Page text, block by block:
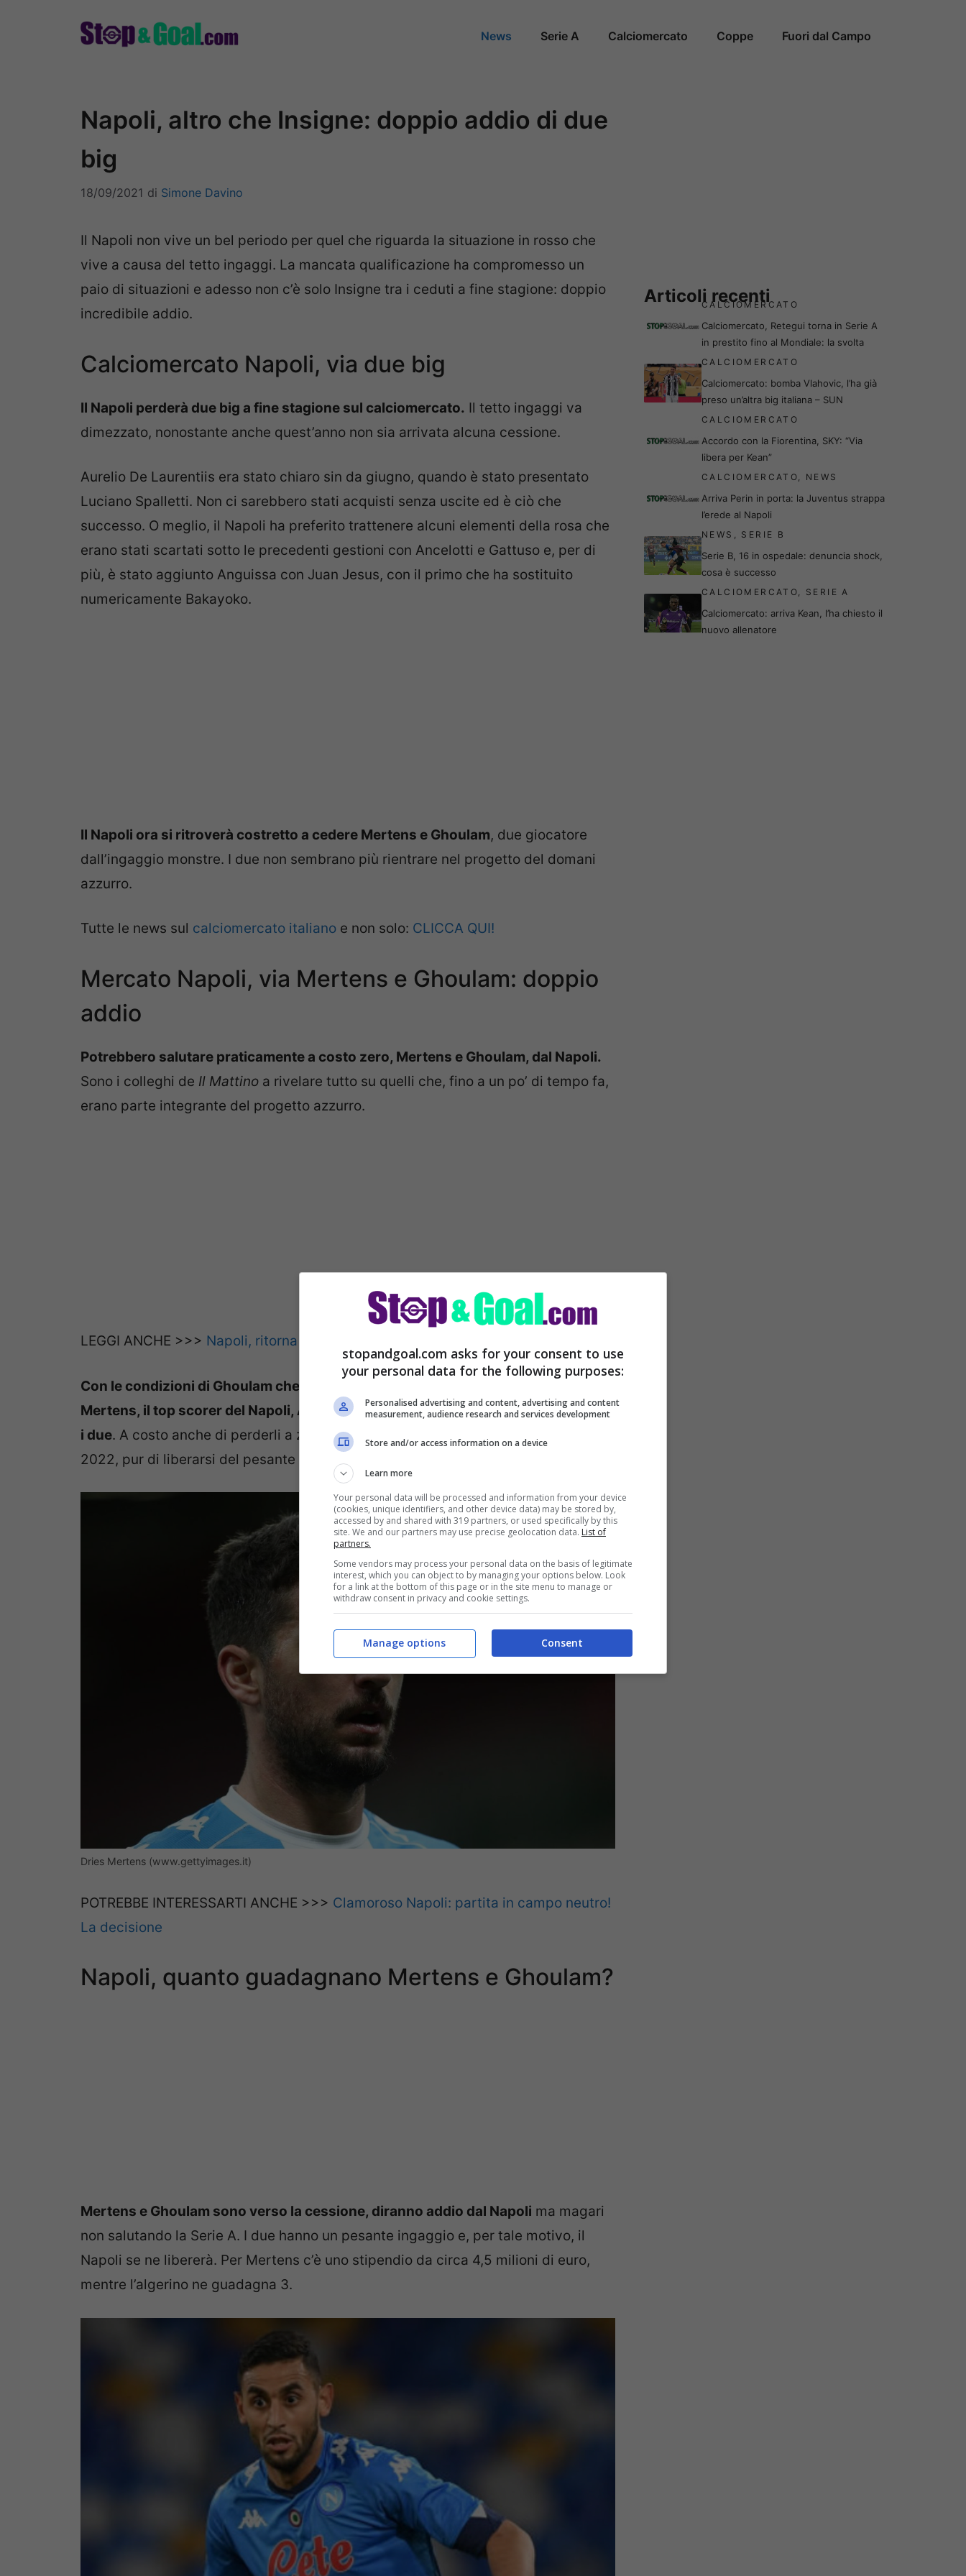
News Serie A Calciomercato Coppe Fuori dal Campo
Napoli, altro che Insigne: doppio addio di due
big
18/09/2021 di Simone Davino
Il Napoli non vive un bel periodo per quel che riguarda la situazione in rosso che
vive a causa del tetto ingaggi. La mancata qualificazione ha compromesso un
paio di situazioni e adesso non c’è solo Insigne tra i ceduti a fine stagione: doppio
incredibile addio.
Calciomercato Napoli, via due big
Il Napoli perderà due big a fine stagione sul calciomercato. Il tetto ingaggi va
dimezzato, nonostante anche quest’anno non sia arrivata alcuna cessione.
Aurelio De Laurentiis era stato chiaro sin da giugno, quando è stato presentato
Luciano Spalletti. Non ci sarebbero stati acquisti senza uscite ed è ciò che
successo. O meglio, il Napoli ha preferito trattenere alcuni elementi della rosa che
erano stati scartati sotto le precedenti gestioni con Ancelotti e Gattuso e, per di
più, è stato aggiunto Anguissa con Juan Jesus, con il primo che ha sostituito
numericamente Bakayoko.
Il Napoli ora si ritroverà costretto a cedere Mertens e Ghoulam, due giocatore
dall’ingaggio monstre. I due non sembrano più rientrare nel progetto del domani
azzurro.
Tutte le news sul calciomercato italiano e non solo: CLICCA QUI!
Mercato Napoli, via Mertens e Ghoulam: doppio
addio
Potrebbero salutare praticamente a costo zero, Mertens e Ghoulam, dal Napoli.
Sono i colleghi de Il Mattino a rivelare tutto su quelli che, fino a un po’ di tempo fa,
erano parte integrante del progetto azzurro.
LEGGI ANCHE >>> Napoli, ritorna il grande campione: scelta di cuore
Con le condizioni di Ghoulam che non convincono più e l’età che avanza di Dries
Mertens, il top scorer del Napoli, Aurelio De Laurentiis sarebbe pronto a salutare
i due. A costo anche di perderli a zero, quando il contratto scadrà nel 30 giugno
2022, pur di liberarsi del pesante ingaggio.
Dries Mertens (www.gettyimages.it)
POTREBBE INTERESSARTI ANCHE >>> Clamoroso Napoli: partita in campo neutro!
La decisione
Napoli, quanto guadagnano Mertens e Ghoulam?
Mertens e Ghoulam sono verso la cessione, diranno addio dal Napoli ma magari
non salutando la Serie A. I due hanno un pesante ingaggio e, per tale motivo, il
Napoli se ne libererà. Per Mertens c’è uno stipendio da circa 4,5 milioni di euro,
mentre l’algerino ne guadagna 3.
Articoli recenti
CALCIOMERCATO
Calciomercato, Retegui torna in Serie A
in prestito fino al Mondiale: la svolta
CALCIOMERCATO
Calciomercato: bomba Vlahovic, l’ha già
preso un’altra big italiana – SUN
CALCIOMERCATO
Accordo con la Fiorentina, SKY: “Via
libera per Kean”
CALCIOMERCATO, NEWS
Arriva Perin in porta: la Juventus strappa
l’erede al Napoli
NEWS , SERIE B
Serie B, 16 in ospedale: denuncia shock,
cosa è successo
CALCIOMERCATO, SERIE A
Calciomercato: arriva Kean, l’ha chiesto il
nuovo allenatore
stopandgoal.com asks for your consent to use
your personal data for the following purposes:
Personalised advertising and content, advertising and content
measurement, audience research and services development
Store and/or access information on a device
Learn more
Your personal data will be processed and information from your device
(cookies, unique identifiers, and other device data) may be stored by,
accessed by and shared with 319 partners, or used specifically by this
site. We and our partners may use precise geolocation data. List of
partners.
Some vendors may process your personal data on the basis of legitimate
interest, which you can object to by managing your options below. Look
for a link at the bottom of this page or in the site menu to manage or
withdraw consent in privacy and cookie settings.
Consent
Manage options